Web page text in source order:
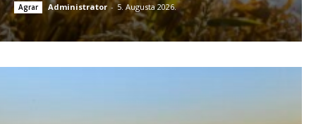
Agrar Administrator - 5. Augusta 2026.